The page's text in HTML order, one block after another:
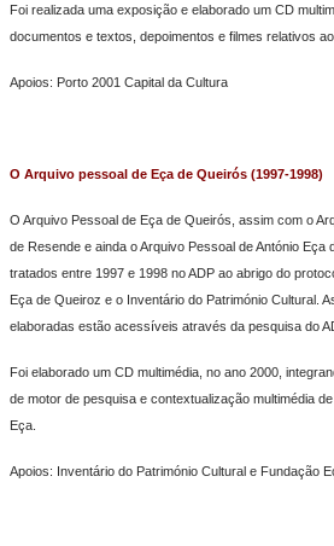
Foi realizada uma exposição e elaborado um CD
documentos e textos, depoimentos e filmes relativos
Apoios: Porto 2001 Capital da Cultura
O Arquivo pessoal de Eça de Queirós (1997-1998)
O Arquivo Pessoal de Eça de Queirós, assim com o
de Resende e ainda o Arquivo Pessoal de António Eça
tratados entre 1997 e 1998 no ADP ao abrigo do
Eça de Queiroz e o Inventário do Património Cultural.
elaboradas estão acessíveis através da pesquisa do
Foi elaborado um CD multimédia, no ano 2000,
de motor de pesquisa e contextualização multimédia
Eça.
Apoios: Inventário do Património Cultural e Fundação